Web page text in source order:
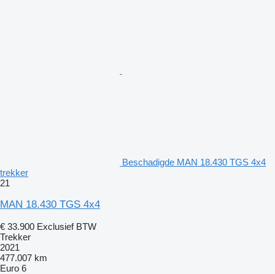
Beschadigde MAN 18.430 TGS 4x4
trekker
21
MAN 18.430 TGS 4x4
€ 33.900 Exclusief BTW
Trekker
2021
477.007 km
Euro 6